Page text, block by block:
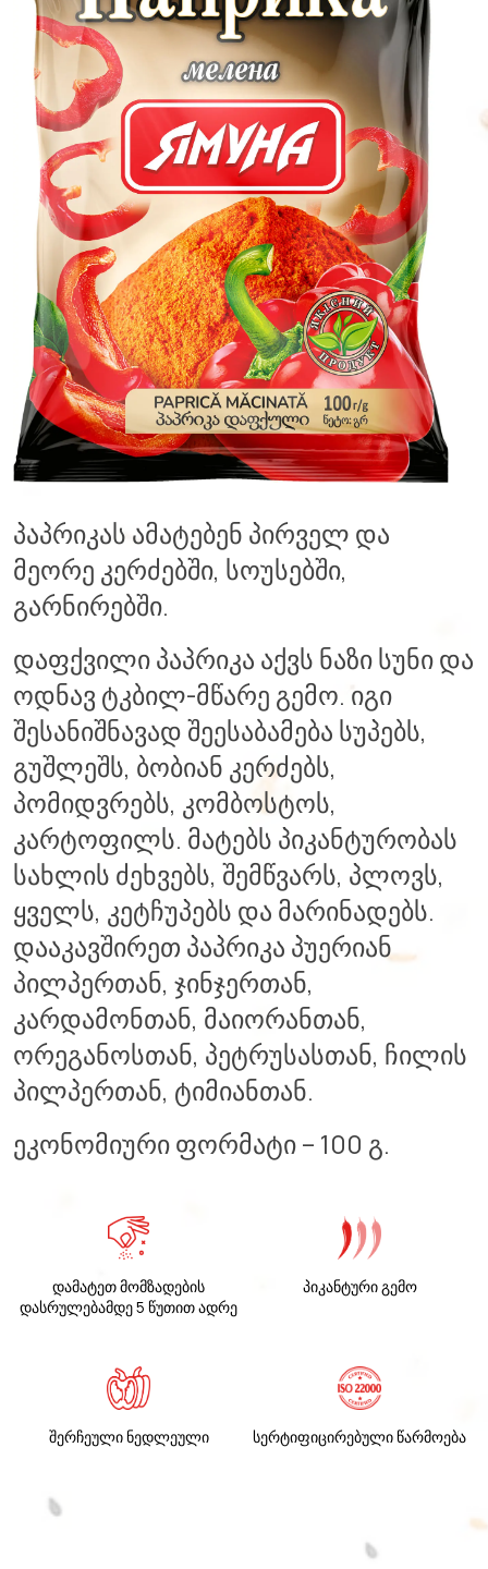
პაპრიკას ამატებენ პირველ და
მეორე კერძებში, სოუსებში,
გარნირებში.
დაფქვილი პაპრიკა აქვს ნაზი სუნი და
ოდნავ ტკბილ-მწარე გემო. იგი
შესანიშნავად შეესაბამება სუპებს,
გუშლეშს, ბობიან კერძებს,
პომიდვრებს, კომბოსტოს,
კარტოფილს. მატებს პიკანტურობას
სახლის ძეხვებს, შემწვარს, პლოვს,
ყველს, კეტჩუპებს და მარინადებს.
დააკავშირეთ პაპრიკა პუერიან
პილპერთან, ჯინჯერთან,
კარდამონთან, მაიორანთან,
ორეგანოსთან, პეტრუსასთან, ჩილის
პილპერთან, ტიმიანთან.
ეკონომიური ფორმატი – 100 გ.
დამატეთ მომზადების
დასრულებამდე 5 წუთით ადრე
პიკანტური გემო
შერჩეული ნედლეული სერტიფიცირებული წარმოება